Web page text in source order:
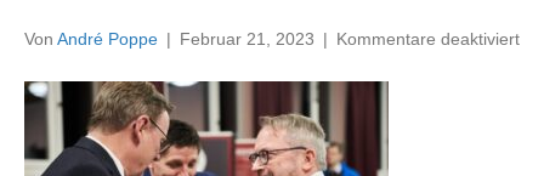
Von André Poppe | Februar 21, 2023 | Kommentare deaktiviertfür